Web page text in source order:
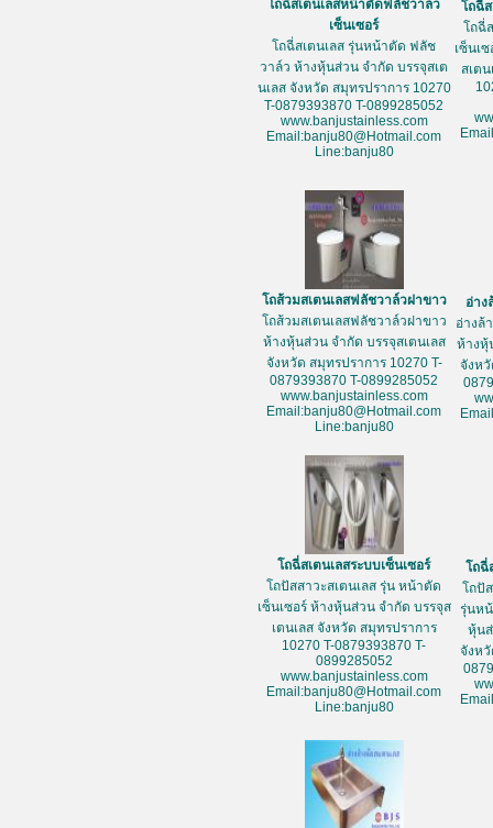
โถฉี่สเตนเลสหน้าตัดฟลัชวาล์ว
เซ็นเซอร์
โถฉี่สเตนเลส รุ่นหน้าตัด ฟลัช
วาล์ว ห้างหุ้นส่วน จำกัด บรรจุสเต
นเลส จังหวัด สมุทรปราการ 10270
T-0879393870 T-0899285052
www.banjustainless.com
Email:banju80@Hotmail.com
Line:banju80
โถฉี่
โถฉี่
เซ็นเ
สเต
โถส้วมสเตนเลสฟลัชวาล์วฝาขาว
โถส้วมสเตนเลสฟลัชวาล์วฝาขาว
ห้างหุ้นส่วน จำกัด บรรจุสเตนเลส
จังหวัด สมุทรปราการ 10270 T-
0879393870 T-0899285052
www.banjustainless.com
Email:banju80@Hotmail.com
Line:banju80
อ่าง
อ่างล้
ห้างหุ้
จังห
โถฉี่สเตนเลสระบบเซ็นเซอร์
โถปัสสาวะสเตนเลส รุ่น หน้าตัด
เซ็นเซอร์ ห้างหุ้นส่วน จำกัด บรรจุส
เตนเลส จังหวัด สมุทรปราการ
10270 T-0879393870 T-
0899285052
www.banjustainless.com
Email:banju80@Hotmail.com
Line:banju80
โถฉี่
โถปั
รุ่นห
หุ้น
จังห